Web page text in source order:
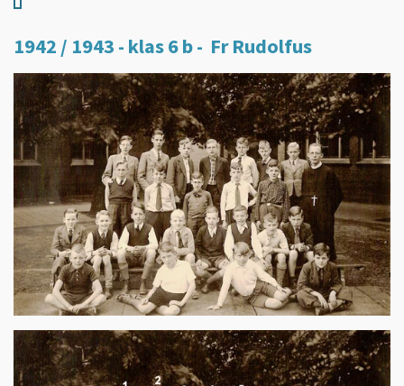
1942 / 1943 - klas 6 b - Fr Rudolfus